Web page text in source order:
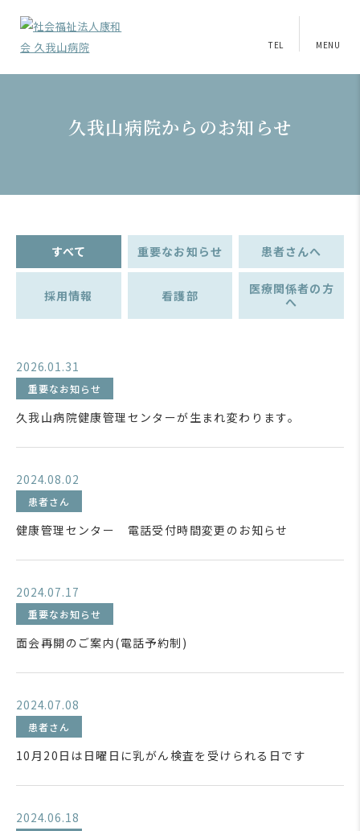
TEL MENU
久我山病院からのお知らせ
すべて 重要なお知らせ 患者さんへ
採用情報 看護部
医療関係者の方
へ
2026.01.31
重要なお知らせ
久我山病院健康管理センターが生まれ変わります。
2024.08.02
患者さん
健康管理センター 電話受付時間変更のお知らせ
2024.07.17
重要なお知らせ
面会再開のご案内(電話予約制)
2024.07.08
患者さん
10月20日は日曜日に乳がん検査を受けられる日です
2024.06.18